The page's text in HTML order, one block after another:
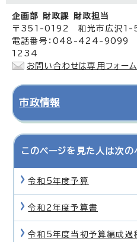
企画部 財政課 財政担当
〒351-0192 和光市広沢1-
電話番号：048-424-9099
1234
お問い合わせは専用フォー
市政情報
このページを見た人は次の
令和5年度予算
令和2年度予算書
令和5年度当初予算編成過